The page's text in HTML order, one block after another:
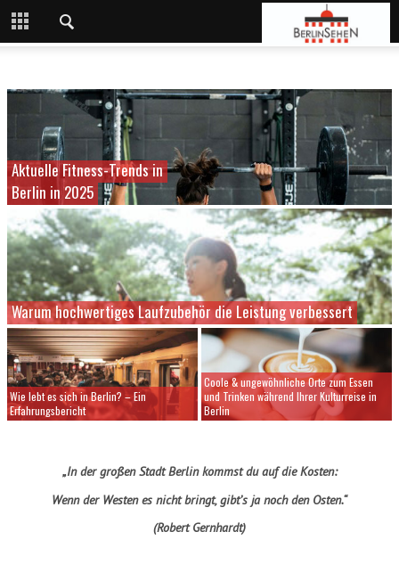
Aktuelle Fitness-Trends in
Berlin in 2025
Warum hochwertiges Laufzubehör die Leistung verbessert
Wie lebt es sich in Berlin? – Ein
Erfahrungsbericht
Coole & ungewöhnliche Orte zum Essen
und Trinken während Ihrer Kulturreise in
Berlin
„In der großen Stadt Berlinkommst du auf die Kosten:
Wenn der Westen es nicht bringt, gibt’s ja noch den Osten.“
(Robert Gernhardt)